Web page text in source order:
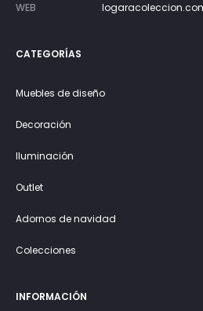
WEB
CATEGORÍAS
Muebles de diseño
Decoración
Iluminación
Outlet
Adornos de navidad
Colecciones
INFORMACIÓN